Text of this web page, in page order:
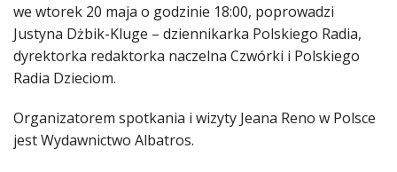
we wtorek 20 maja o godzinie 18:00, poprowadzi
Justyna Dżbik-Kluge – dziennikarka Polskiego Radia,
dyrektorka redaktorka naczelna Czwórki i Polskiego
Radia Dzieciom.
Organizatorem spotkania i wizyty Jeana Reno w Polsce
jest Wydawnictwo Albatros.